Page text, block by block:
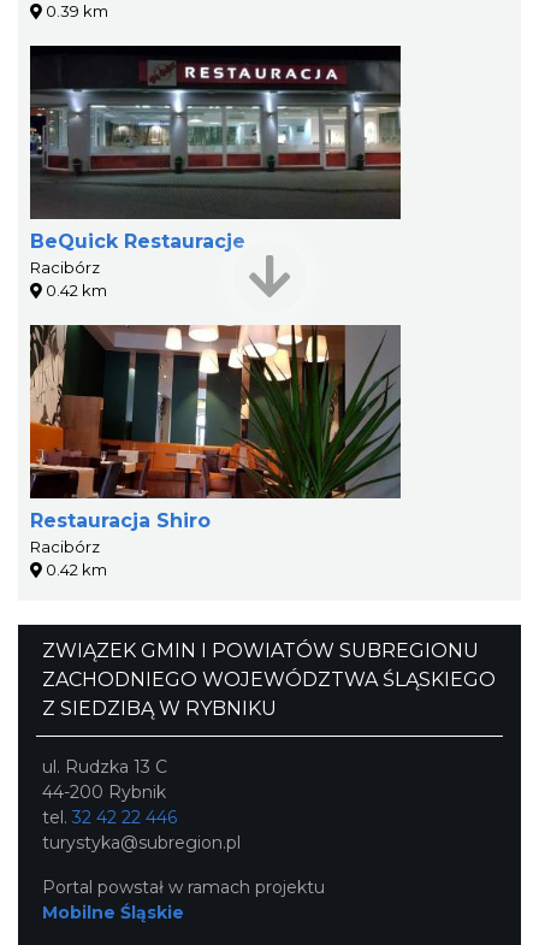
0.39 km
BeQuick Restauracje
Racibórz
0.42 km
Restauracja Shiro
Racibórz
0.42 km
ZWIĄZEK GMIN I POWIATÓW SUBREGIONU
ZACHODNIEGO WOJEWÓDZTWA ŚLĄSKIEGO
Z SIEDZIBĄ W RYBNIKU
ul. Rudzka 13 C
44-200 Rybnik
tel. 32 42 22 446
turystyka@subregion.pl
Portal powstał w ramach projektu
Mobilne Śląskie